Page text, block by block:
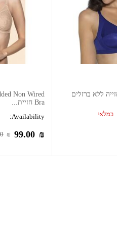
במלאי
Non Wired
Bra חזיית...
Availability:
₪ 99.00 ₪